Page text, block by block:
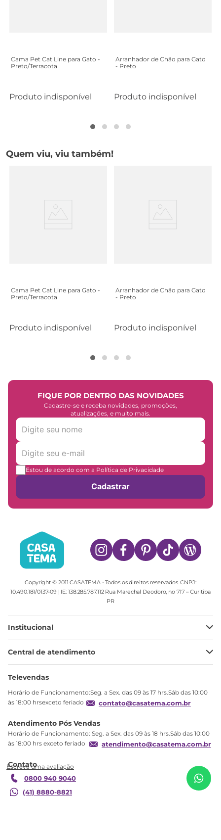
Cama Pet Cat Line para Gato -
Preto/Terracota
Produto indisponível
Arranhador de Chão para Gato
- Preto
Produto indisponível
Quem viu, viu também!
Cama Pet Cat Line para Gato -
Preto/Terracota
Produto indisponível
Arranhador de Chão para Gato
- Preto
Produto indisponível
FIQUE POR DENTRO DAS NOVIDADES
Cadastre-se e receba novidades, promoções,
atualizações, e muito mais.
Estou de acordo com a Política de Privacidade
Cadastrar
Copyright © 2011 CASATEMA - Todos os direitos reservados. CNPJ:
10.490.181/0137-09 | IE: 138.285.787.112 Rua Marechal Deodoro, no 717 – Curitiba
PR
Institucional
Minha Conta
Meus pedidos
Troca
Garantia
Central de atendimento
Ajuda
Televendas
Horário de Funcionamento:Seg. a Sex. das 09 às 17 hrs.Sáb das 10:00
às 18:00 hrsexceto feriado
contato@casatema.com.br
Atendimento Pós Vendas
Horário de Funcionamento: Seg. a Sex. das 09 às 18 hrs.Sáb das 10:00
às 18:00 hrs exceto feriado
atendimento@casatema.com.br
Contato
0800 940 9040
(41) 8880-8821